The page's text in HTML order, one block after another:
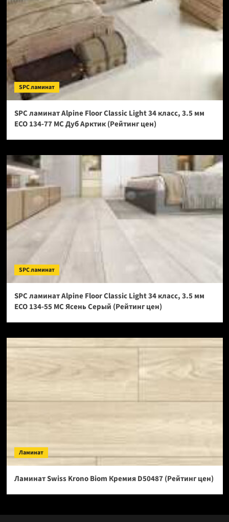
SPC ламинат
SPC ламинат Alpine Floor Classic Light 34 класс, 3.5 мм
ECO 134-77 МС Дуб Арктик (Рейтинг цен)
SPC ламинат
SPC ламинат Alpine Floor Classic Light 34 класс, 3.5 мм
ECO 134-55 МС Ясень Серый (Рейтинг цен)
Ламинат
Ламинат Swiss Krono Biom Кремия D50487 (Рейтинг цен)